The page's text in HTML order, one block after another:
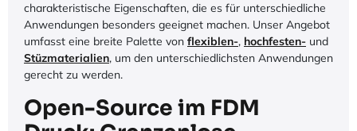
charakteristische Eigenschaften, die es für unterschiedliche
Anwendungen besonders geeignet machen. Unser Angebot
umfasst eine breite Palette von flexiblen-, hochfesten- und
Stüzmaterialien, um den unterschiedlichsten Anwendungen
gerecht zu werden.
Open-Source im FDM